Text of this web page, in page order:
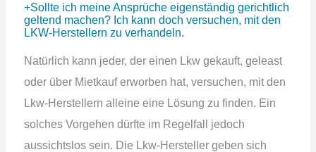
Sollte ich meine Ansprüche eigenständig gerichtlich
geltend machen? Ich kann doch versuchen, mit den
LKW-Herstellern zu verhandeln.
Natürlich kann jeder, der einen Lkw gekauft, geleast
oder über Mietkauf erworben hat, versuchen, mit den
Lkw-Herstellern alleine eine Lösung zu finden. Ein
solches Vorgehen dürfte im Regelfall jedoch
aussichtslos sein. Die Lkw-Hersteller geben sich